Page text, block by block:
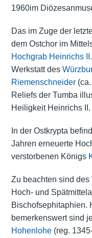
1960im
Das im Zuge der
dem Ostchor im
Hochgrab Heinrichs
Werkstatt des
Riemenschneider(ca.
Reliefs der Tumba
Heiligkeit Heinrichs
In der Ostkrypta
Jahren erneuerte
verstorbenen Königs
Zu beachten sind
Hoch- und
Bischofsephitaphien.
bemerkenswert sind
Hohenlohe(reg.